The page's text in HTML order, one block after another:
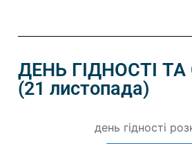
ДЕНЬ ГІДНОСТІ
(21 листопада)
день гідності